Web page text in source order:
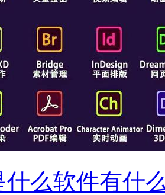
什么软件有什